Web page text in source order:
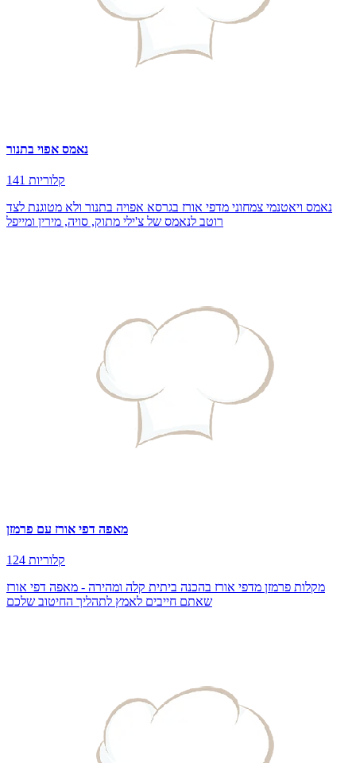
נאמס אפוי בתנור
141 קלוריות
נאמס ויאטנמי צמחוני מדפי אורז בגרסא אפויה בתנור ולא מטוגנת לצד
רוטב לנאמס של צ'ילי מתוק, סויה, מירין ומייפל
מאפה דפי אורז עם פרמזן
124 קלוריות
מקלות פרמזן מדפי אורז בהכנה ביתית קלה ומהירה - מאפה דפי אורז
שאתם חייבים לאמץ לתהליך החיטוב שלכם